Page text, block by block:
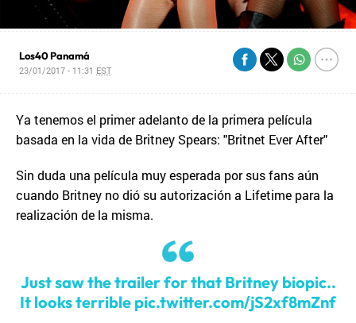
Los40 Panamá
23/01/2017 - 11:31 EST
Ya tenemos el primer adelanto de la primera película
basada en la vida de Britney Spears: "Britnet Ever After"
Sin duda una película muy esperada por sus fans aún
cuando Britney no dió su autorización a Lifetime para la
realización de la misma.
Just saw the trailer for that Britney biopic..
It looks terrible pic.twitter.com/jS2xf8mZnf